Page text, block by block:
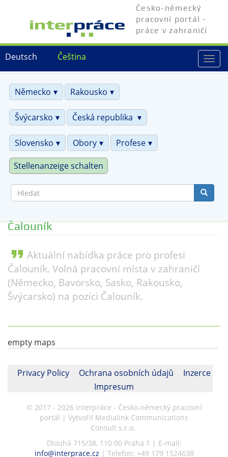
hlavnímu
Čeština
Deutsch
Česko-německý
pracovní portál -
práce v zahraničí
Německo
Rakousko
Švýcarsko Česká republika
Slovensko Obory Profese
Stellenanzeige schalten
Čalouník
format_quote Aktuální nabídka práce pro profesi
Čalouník. Volná pracovní místa v zahraničí
(Německo, Bavorsko, Sasko, Rakousko,
Švýcarsko) na pozici Čalouník.
empty maps
Privacy Policy Ochrana osobních údajů
Inzerce
Impresum
© 2017 - 2026 interpráce - Česko-německý pracovní
portál | Vytvořil Medialink Communications
Consult s.r.o.
Dlouhá 715/38, 110 00 Praha 1 | E-mail:
info@interprace.cz | Telefon: +49 179 1524638